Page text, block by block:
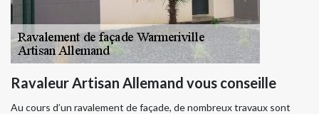
Ravaleur Artisan Allemand vous conseille
Au cours d’un ravalement de façade, de nombreux travaux sont